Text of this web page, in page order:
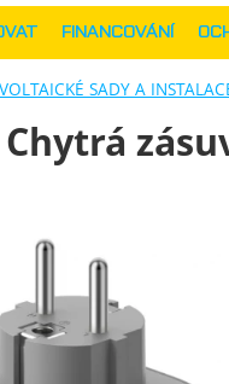
SADY A
FINANCOVÁNÍ